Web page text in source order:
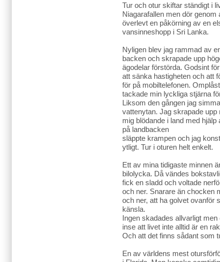
Tur och otur skiftar ständigt i
Niagarafallen men dör
överlevt en påkörning av en
vansinneshopp i Sri Lanka.
Nyligen blev jag rammad av
backen och skrapade upp
ägodelar förstörda. Godsint
att sänka hastigheten och att
för på mobiltelefonen.
tackade min lyckliga stjärna
Liksom den gången jag
vattenytan. Jag skrapade
mig blödande i land med
på landbacken
släppte krampen och jag
ytligt. Tur i oturen helt enkelt.
Ett av mina tidigaste minnen
bilolycka. Då vändes
fick en sladd och voltade
och ner. Snarare än chocken
och ner, att ha golvet ovanför
känsla.
Ingen skadades allvarligt
inse att livet inte alltid är en
Och att det finns sådant som
En av världens mest